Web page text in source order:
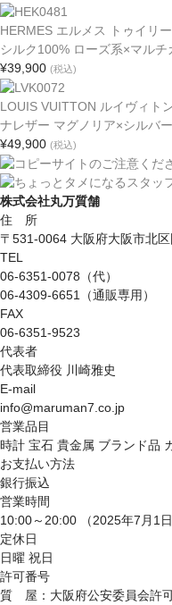
HERMES エルメス トゥイリ
シルク100% ローズ系×マルチ
¥39,900 (税込)
LOUIS VUITTON ルイヴィト
ナレザー マグノリア×シルバ
¥49,900 (税込)
株式会社丸万質舗
住 所
〒531-0064 大阪府大阪市北
TEL
06-6351-0078（代）
06-4309-6651（通販専用）
FAX
06-6351-9523
代表者
代表取締役 川崎雅史
E-mail
info@maruman7.co.jp
営業品目
時計 宝石 貴金属 ブランド品
お支払い方法
銀行振込
営業時間
10:00～20:00 （2025年7月1
定休日
日曜 祝日
許可番号
質 屋：大阪府公安委員会許